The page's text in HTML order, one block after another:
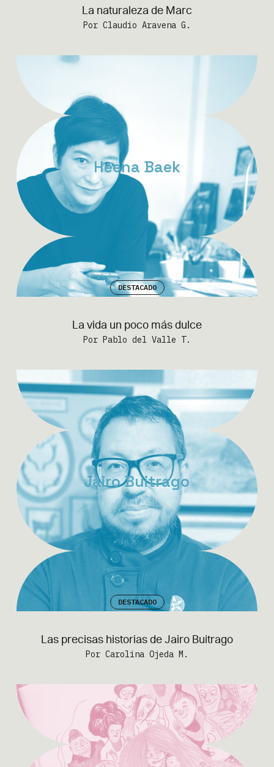
La naturaleza de Marc
Por Claudio Aravena G.
Heena Baek
DESTACADO
La vida un poco más dulce
Por Pablo del Valle T.
Jairo Buitrago
DESTACADO
Las precisas historias de Jairo Buitrago
Por Carolina Ojeda M.